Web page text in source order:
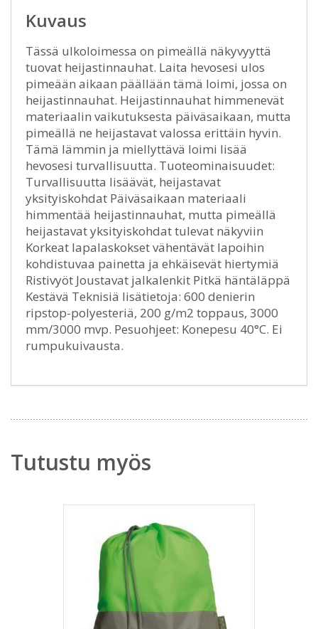
Kuvaus
Tässä ulkoloimessa on pimeällä näkyvyyttä
tuovat heijastinnauhat. Laita hevosesi ulos
pimeään aikaan päällään tämä loimi, jossa on
heijastinnauhat. Heijastinnauhat himmenevät
materiaalin vaikutuksesta päiväsaikaan, mutta
pimeällä ne heijastavat valossa erittäin hyvin.
Tämä lämmin ja miellyttävä loimi lisää
hevosesi turvallisuutta. Tuoteominaisuudet:
Turvallisuutta lisäävät, heijastavat
yksityiskohdat Päiväsaikaan materiaali
himmentää heijastinnauhat, mutta pimeällä
heijastavat yksityiskohdat tulevat näkyviin
Korkeat lapalaskokset vähentävät lapoihin
kohdistuvaa painetta ja ehkäisevät hiertymiä
Ristivyöt Joustavat jalkalenkit Pitkä häntäläppä
Kestävä Teknisiä lisätietoja: 600 denierin
ripstop-polyesteriä, 200 g/m2 toppaus, 3000
mm/3000 mvp. Pesuohjeet: Konepesu 40°C. Ei
rumpukuivausta.
Tutustu myös